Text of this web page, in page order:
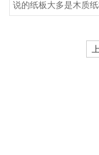
说的纸板大多是木质